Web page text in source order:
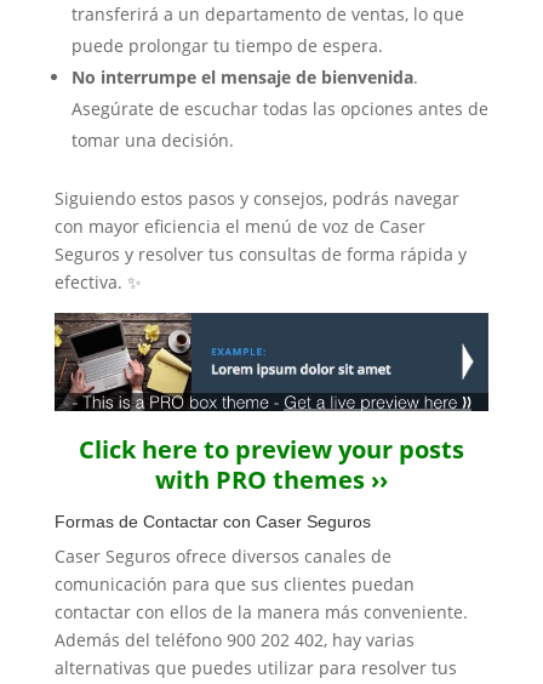
transferirá a un departamento de ventas, lo que
puede prolongar tu tiempo de espera.
No interrumpe el mensaje de bienvenida.
Asegúrate de escuchar todas las opciones antes de
tomar una decisión.
Siguiendo estos pasos y consejos, podrás navegar
con mayor eficiencia el menú de voz de Caser
Seguros y resolver tus consultas de forma rápida y
efectiva. ✨
Click here to preview your posts
with PRO themes ››
Formas de Contactar con Caser Seguros
Caser Seguros ofrece diversos canales de
comunicación para que sus clientes puedan
contactar con ellos de la manera más conveniente.
Además del teléfono 900 202 402, hay varias
alternativas que puedes utilizar para resolver tus